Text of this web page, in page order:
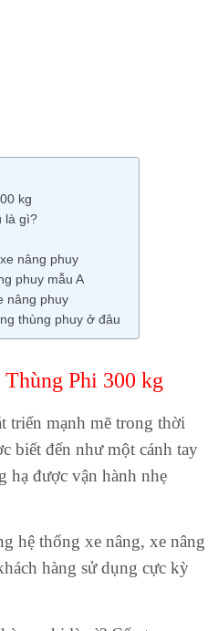
kg
là gì?
nâng phuy
phuy mẫu A
nâng phuy
thùng phuy ở đâu
Phi 300 kg
triển mạnh mẽ trong thời
biết đến như một cánh tay
hạ được vận hành nhẹ
hệ thống xe nâng, xe nâng
hàng sử dụng cực kỳ